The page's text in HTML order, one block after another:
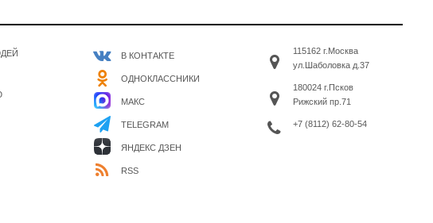
В КОНТАКТЕ
ОДНОКЛАССНИКИ
МАКС
TELEGRAM
ЯНДЕКС ДЗЕН
RSS
115162 г.Москва
ул.Шаболовка д.37
180024 г.Псков
Рижский пр.71
+7 (8112) 62-80-54